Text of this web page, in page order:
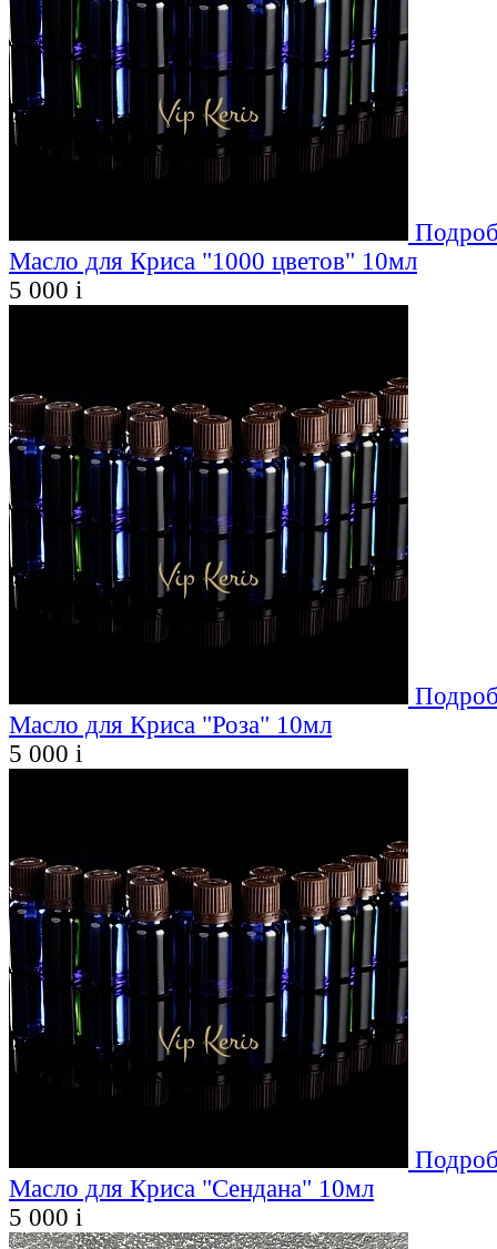
Масло для Криса "1000 цветов" 10мл
5 000 i
Масло для Криса "Роза" 10мл
5 000 i
Масло для Криса "Сендана" 10мл
5 000 i